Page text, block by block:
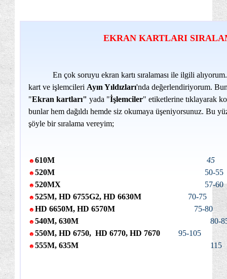
EKRAN KARTLARI
En çok soruyu ekran kartı sıralaması ile ilgili alıyorum.
kart ve işlemcileri Ayın Yıldızları'nda değerlendiriyorum.
"Ekran kartları" yada "İşlemciler" etiketlerine tıklayarak
bunlar hem dağıldı hemde siz okumaya üşeniyorsunuz. Bu
şöyle bir sıralama vereyim;
☻610M 45
☻520M 50-55
☻520MX 57-60
☻525M, HD 6755G2, HD 6630M 70-75
☻HD 6650M, HD 6570M 75-80
☻540M, 630M 80-
☻550M, HD 6750, HD 6770, HD 7670 95-105
☻555M, 635M 115